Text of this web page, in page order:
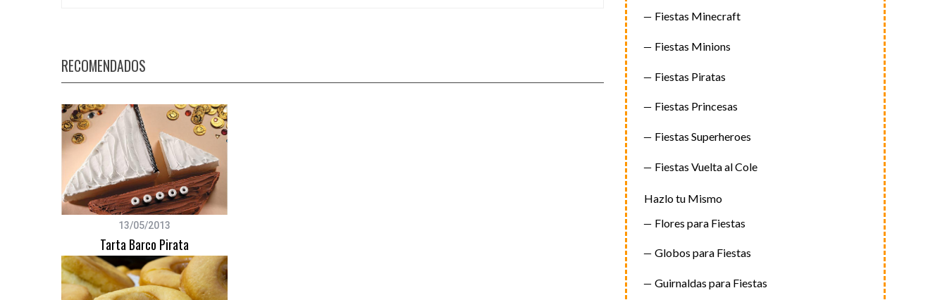
RECOMENDADOS
13/05/2013
Tarta Barco Pirata
Fiestas Minecraft
Fiestas Minions
Fiestas Piratas
Fiestas Princesas
Fiestas Superheroes
Fiestas Vuelta al Cole
Hazlo tu Mismo
Flores para Fiestas
Globos para Fiestas
Guirnaldas para Fiestas
a
r
c
h
f
o
r